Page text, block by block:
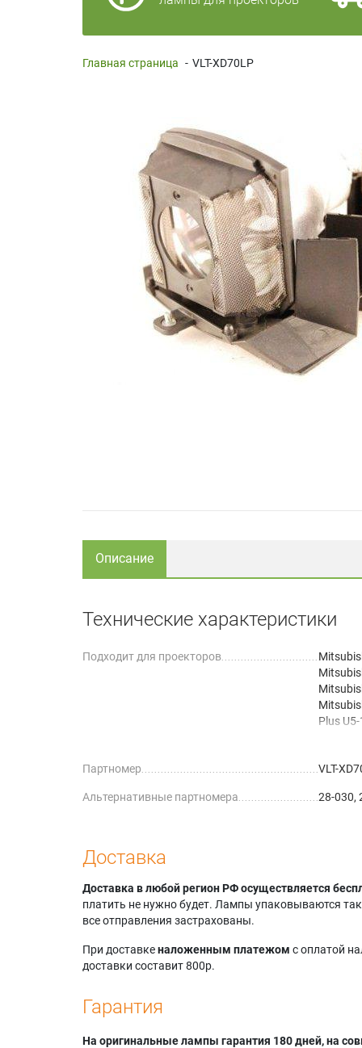
Главная страница - VLT-XD70LP
Описание
Технические характеристики
Подходит для проекторов
Plus
Plus
Партномер VLT-
Альтернативные партномера 28-030,
Доставка
Доставка в любой регион РФ осуществляется
платить не нужно будет. Лампы упаковываются
все отправления застрахованы.
При доставкеналоженным платежом с оплатой
доставки составит 800р.
Гарантия
На оригинальные лампы гарантия 180 дней, на